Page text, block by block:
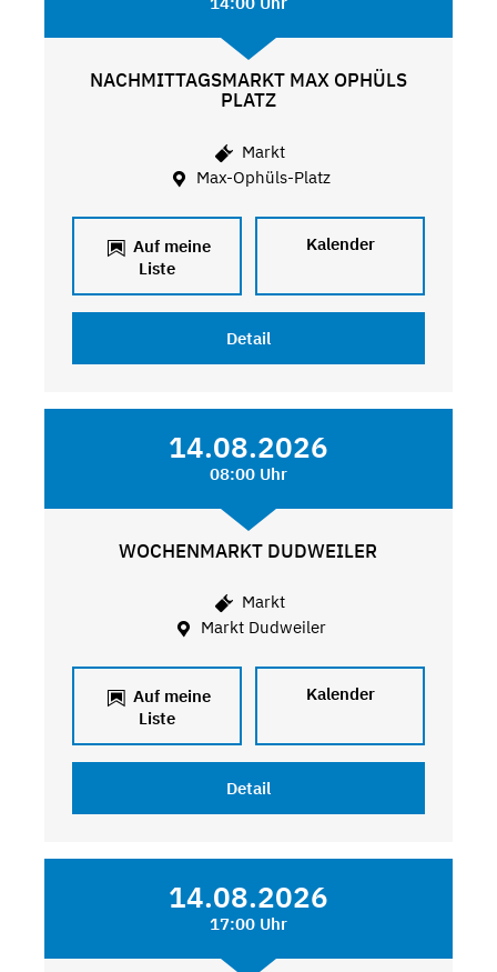
NACHMITTAGSMARKT MAX OPHÜLS
PLATZ
Markt
Max-Ophüls-Platz
Auf meine
Liste
Kalender
Detail
14.08.2026
08:00 Uhr
WOCHENMARKT DUDWEILER
Markt
Markt Dudweiler
Auf meine
Liste
Kalender
Detail
14.08.2026
17:00 Uhr